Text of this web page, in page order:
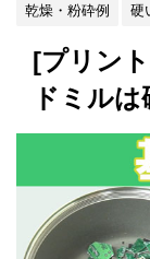
乾燥・粉砕例 硬
[プリン
ドミル